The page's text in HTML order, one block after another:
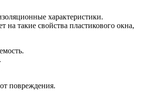
характеристики.
на такие свойства пластикового окна,
повреждения.